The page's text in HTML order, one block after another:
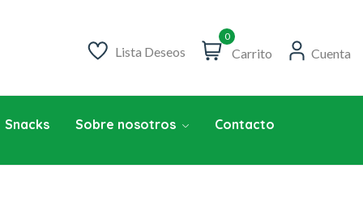
Lista Deseos
0
Carrito Cuenta
Snacks Sobre nosotros Contacto